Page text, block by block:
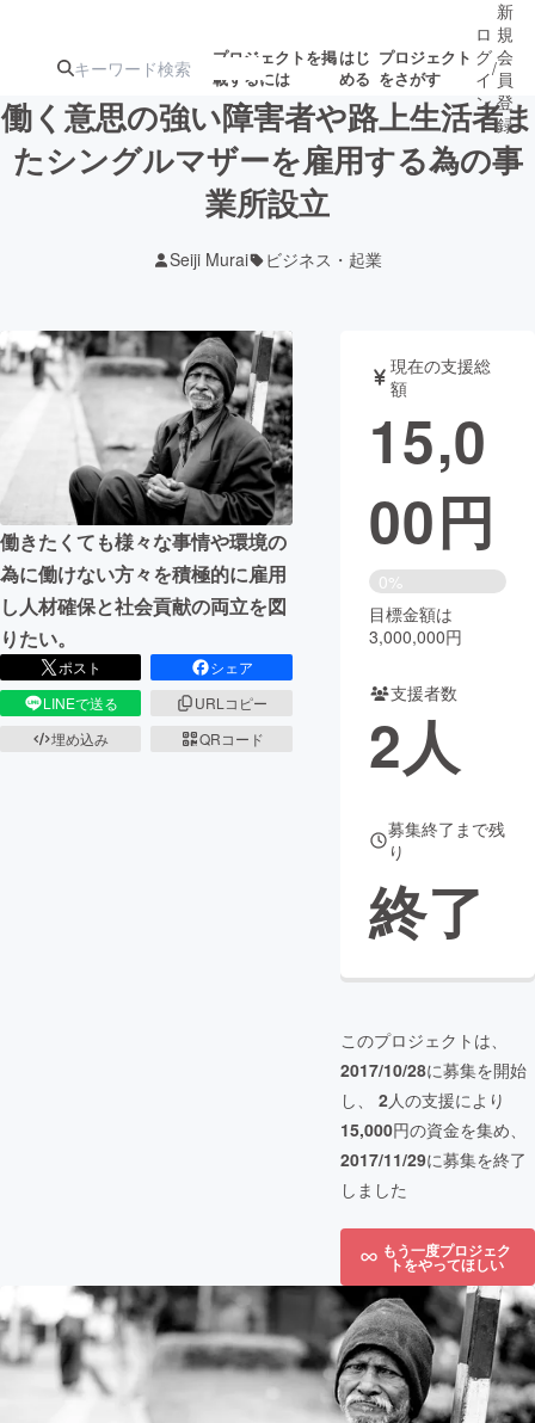
プロジェクトを掲
載するには
はじ
める
プロジェクト
をさがす
注目の新着プロ募集終了が近いプ
テクノロジー・ガジェット
映像・映画 書籍・雑誌
ビジネス・起業 チャレンジ
まちづくり・地域活性化
CAMPFIRE for Social Good CAMPFIRE Creation
CAMPFIREふるさと納税
コミュニティ
ロ
グ
イ
ン
/
新
規
会
員
登
録
働く意思の強い障害者や路上生活者ま
たシングルマザーを雇用する為の事
業所設立
Seiji Murai ビジネス・起業
働きたくても様々な事情や環境の
為に働けない方々を積極的に雇用
し人材確保と社会貢献の両立を図
りたい。
ポスト
シェア
LINEで送る
URLコピー
埋め込み
QRコード
現在の支援総
額
15,0
00円
0%
目標金額は
3,000,000円
支援者数
2人
募集終了まで残
り
終了
このプロジェクトは、
2017/10/28に募集を開始
し、 2人の支援により
15,000円の資金を集め、
2017/11/29に募集を終了
しました
もう一度プロジェク
トをやってほしい